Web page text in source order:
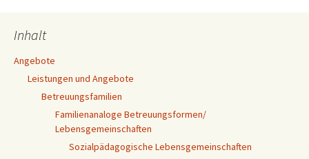
Inhalt
Angebote
Leistungen und Angebote
Betreuungsfamilien
Familienanaloge Betreuungsformen/
Lebensgemeinschaften
Sozialpädagogische Lebensgemeinschaften